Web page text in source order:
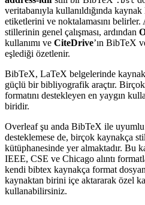
veritabanıyla kullanıldığında kaynak
etiketlerini ve noktalamasını
stillerinin genel çalışması, ardından
kullanımı ve CiteDrive’ın BibTeX
eşlediği özetlenir.
BibTeX, LaTeX belgelerinde
güçlü bir bibliyografik araçtır.
formatını destekleyen en yaygın
biridir.
Overleaf şu anda BibTeX ile
desteklemese de, birçok kaynakça
kütüphanesinde yer almaktadır. Bu
IEEE, CSE ve Chicago alıntı
kendi bibtex kaynakça format
kaynaktan birini içe aktararak özel
kullanabilirsiniz.